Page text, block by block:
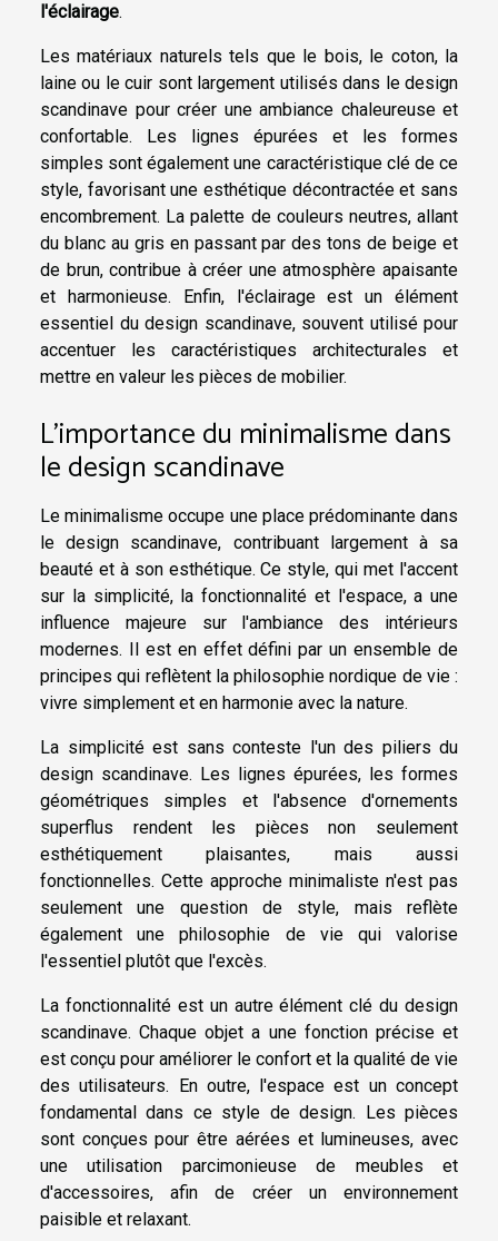
l'éclairage.
Les matériaux naturels tels que le bois, le coton, la
laine ou le cuir sont largement utilisés dans le design
scandinave pour créer une ambiance chaleureuse et
confortable. Les lignes épurées et les formes
simples sont également une caractéristique clé de ce
style, favorisant une esthétique décontractée et sans
encombrement. La palette de couleurs neutres, allant
du blanc au gris en passant par des tons de beige et
de brun, contribue à créer une atmosphère apaisante
et harmonieuse. Enfin, l'éclairage est un élément
essentiel du design scandinave, souvent utilisé pour
accentuer les caractéristiques architecturales et
mettre en valeur les pièces de mobilier.
L'importance du minimalisme dans
le design scandinave
Le minimalisme occupe une place prédominante dans
le design scandinave, contribuant largement à sa
beauté et à son esthétique. Ce style, qui met l'accent
sur la simplicité, la fonctionnalité et l'espace, a une
influence majeure sur l'ambiance des intérieurs
modernes. Il est en effet défini par un ensemble de
principes qui reflètent la philosophie nordique de vie :
vivre simplement et en harmonie avec la nature.
La simplicité est sans conteste l'un des piliers du
design scandinave. Les lignes épurées, les formes
géométriques simples et l'absence d'ornements
superflus rendent les pièces non seulement
esthétiquement plaisantes, mais aussi
fonctionnelles. Cette approche minimaliste n'est pas
seulement une question de style, mais reflète
également une philosophie de vie qui valorise
l'essentiel plutôt que l'excès.
La fonctionnalité est un autre élément clé du design
scandinave. Chaque objet a une fonction précise et
est conçu pour améliorer le confort et la qualité de vie
des utilisateurs. En outre, l'espace est un concept
fondamental dans ce style de design. Les pièces
sont conçues pour être aérées et lumineuses, avec
une utilisation parcimonieuse de meubles et
d'accessoires, afin de créer un environnement
paisible et relaxant.